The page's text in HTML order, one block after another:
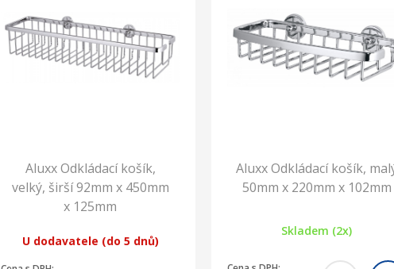
Aluxx Odkládací košík,
velký, širší 92mm x 450mm
x 125mm
U dodavatele (do 5 dnů)
Aluxx Odkládací košík,
50mm x 220mm x 102mm
Skladem (2x)